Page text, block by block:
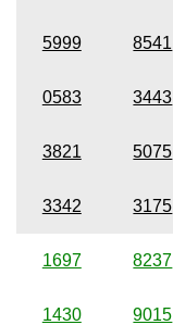
5999 8541
0583 3443
3821 5075
3342 3175
1697 8237
1430 9015